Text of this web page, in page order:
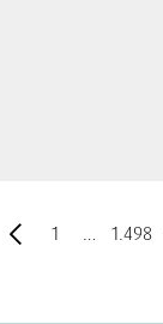
1 … 1.498